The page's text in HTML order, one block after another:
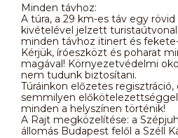
Minden távhoz:
A túra, a 29 km-es táv egy rövid
kivételével jelzett
minden távhoz itinert és
Kérjük, íróeszközt és poharat
magával! Környezetvédelmi
nem tudunk biztosítani.
Túráinkon előzetes regisztráció,
semmilyen
minden a helyszínen történik!
A Rajt megközelítése: a
állomás Budapest felől a Széll